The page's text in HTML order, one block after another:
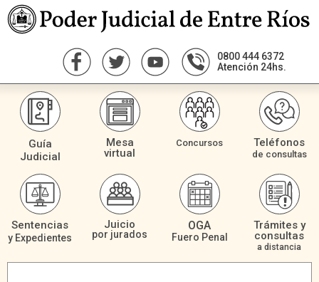
0800 444 6372
Atención 24hs.
Guía
Judicial
Mesa
virtual
Concursos Teléfonos
de consultas
Sentencias
y Expedientes
Juicio
por jurados
OGA
Fuero Penal
Trámites y
consultas
a distancia